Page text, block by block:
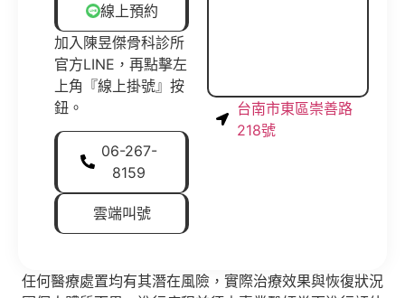
線上預約
加入陳昱傑骨科診所
官方LINE，再點擊左
上角『線上掛號』按
鈕。
06-267-
8159
雲端叫號
台南市東區崇善路
218號
任何醫療處置均有其潛在風險，實際治療效果與恢復狀況